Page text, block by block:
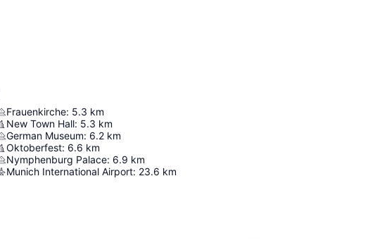
Frauenkirche: 5.3 km
New Town Hall: 5.3 km
German Museum: 6.2 km
Oktoberfest: 6.6 km
Nymphenburg Palace: 6.9 km
Munich International Airport: 23.6 km